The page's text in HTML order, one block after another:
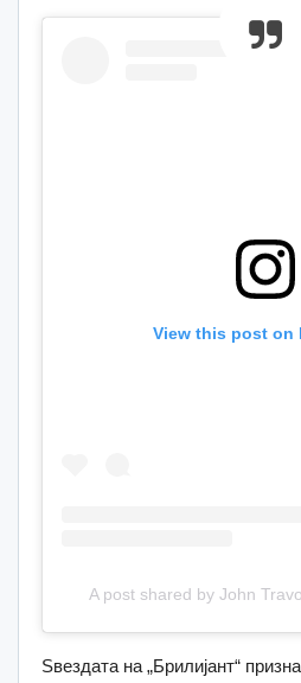
View this post on
A post shared by John
Ѕвездата на „Брилијант“